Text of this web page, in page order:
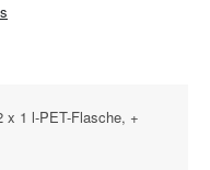
x 1 l-PET-Flasche, +